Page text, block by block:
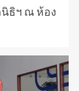
ธิฯ ณ ห้อง